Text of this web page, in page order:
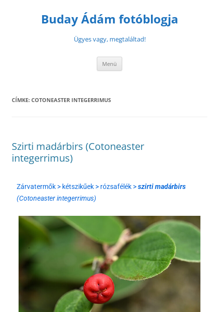
Buday Ádám fotóblogja
Ügyes vagy, megtaláltad!
Menü
CÍMKE: COTONEASTER INTEGERRIMUS
Szirti madárbirs (Cotoneaster
integerrimus)
Zárvatermők > kétszikűek > rózsafélék >szirti madárbirs
(Cotoneaster integerrimus)